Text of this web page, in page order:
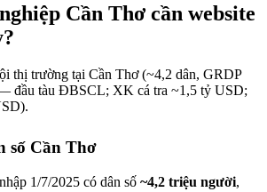
Cần Thơ cần website
thị trường tại Cần Thơ(~4,2 dân, GRDP
đầu tàu ĐBSCL; XK cá tra ~1,5 tỷ USD;
).
số Cần Thơ
1/7/2025 có dân số ~4,2 triệu người,